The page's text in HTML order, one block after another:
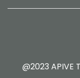
@2023